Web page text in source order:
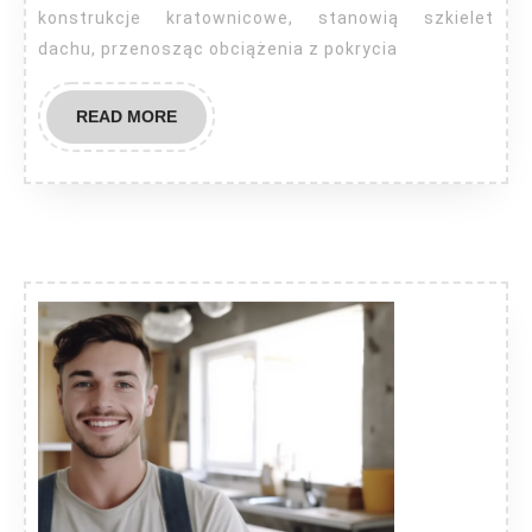
konstrukcje kratownicowe, stanowią szkielet
dachu, przenosząc obciążenia z pokrycia
READ MOREREAD
MORE